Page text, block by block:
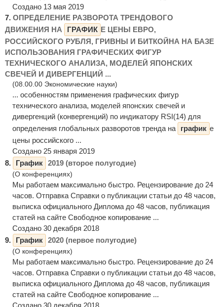
Создано 13 мая 2019
7. ОПРЕДЕЛЕНИЕ РАЗВОРОТА ТРЕНДОВОГО
ДВИЖЕНИЯ НА
ГРАФИК Е ЦЕНЫ ЕВРО,
РОССИЙСКОГО РУБЛЯ, ГРИВНЫ И БИТКОЙНА НА БАЗЕ
ИСПОЛЬЗОВАНИЯ ГРАФИЧЕСКИХ ФИГУР
ТЕХНИЧЕСКОГО АНАЛИЗА, МОДЕЛЕЙ ЯПОНСКИХ
СВЕЧЕЙ И ДИВЕРГЕНЦИЙ ...
(08.00.00 Экономические науки)
... особенностям применения графических фигур
технического анализа, моделей японских свечей и
дивергенций (конвергенций) по индикатору RSI(14) для
определения глобальных разворотов тренда на
график е
цены российского ...
Создано 25 января 2019
8.
График 2019 (второе полугодие)
(О конференциях)
Мы работаем максимально быстро. Рецензирование до 24
часов. Отправка Справки о публикации статьи до 48 часов,
выписка официального Диплома до 48 часов, публикация
статей на сайте Свободное копирование ...
Создано 30 декабря 2018
9.
График 2020 (первое полугодие)
(О конференциях)
Мы работаем максимально быстро. Рецензирование до 24
часов. Отправка Справки о публикации статьи до 48 часов,
выписка официального Диплома до 48 часов, публикация
статей на сайте Свободное копирование ...
Создано 30 декабря 2018